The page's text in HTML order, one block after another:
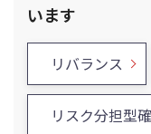
います
リバランス
リスク分担型